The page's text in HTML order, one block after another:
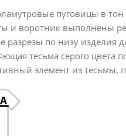
пуговицы в тон
и воротник выполнены
разрезы по низу изделия
тесьма серого цвета
элемент из тесьмы,